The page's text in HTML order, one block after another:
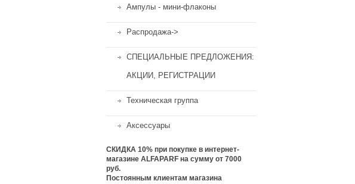
Ампулы - мини-флаконы
Распродажа->
СПЕЦИАЛЬНЫЕ ПРЕДЛОЖЕНИЯ:
АКЦИИ, РЕГИСТРАЦИИ
Техническая группа
Аксессуары
СКИДКА 10% при покупке в интернет-
магазине ALFAPARF на сумму от 7000
руб.
Постоянным клиентам магазина